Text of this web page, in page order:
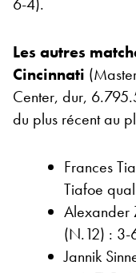
Les autres
Cincinnati
Center, dur,
du plus récent au
Frances
Tiafoe
Alexander
(N.12) :
Jannik